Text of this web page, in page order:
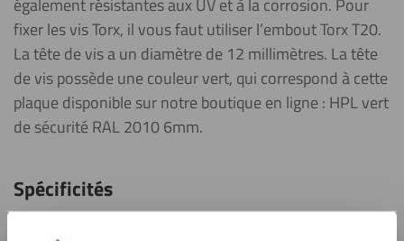
également résistantes aux UV et à la corrosion. Pour
fixer les vis Torx, il vous faut utiliser l’embout Torx T20.
La tête de vis a un diamètre de 12 millimètres. La tête
de vis possède une couleur vert, qui correspond à cette
plaque disponible sur notre boutique en ligne : HPL vert
de sécurité RAL 2010 6mm.
Spécificités